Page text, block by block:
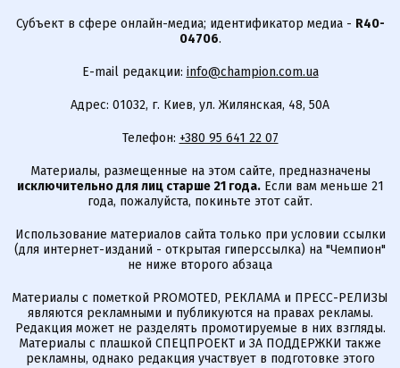
Субъект в сфере онлайн-медиа; идентификатор медиа - R40-
04706.
E-mail редакции: info@champion.com.ua
Адрес: 01032, г. Киев, ул. Жилянская, 48, 50А
Телефон: +380 95 641 22 07
Материалы, размещенные на этом сайте, предназначены
исключительно для лиц старше 21 года.Если вам меньше 21
года, пожалуйста, покиньте этот сайт.
Использование материалов сайта только при условии ссылки
(для интернет-изданий - открытая гиперссылка) на "Чемпион"
не ниже второго абзаца
Материалы с пометкой PROMOTED, РЕКЛАМА и ПРЕСС-РЕЛИЗЫ
являются рекламными и публикуются на правах рекламы.
Редакция может не разделять промотируемые в них взгляды.
Материалы с плашкой СПЕЦПРОЕКТ и ЗА ПОДДЕРЖКИ также
рекламны, однако редакция участвует в подготовке этого